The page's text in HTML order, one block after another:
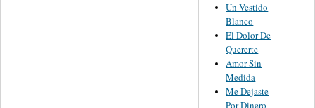
Un Vestido
Blanco
El Dolor De
Quererte
Amor Sin
Medida
Me Dejaste
Por Dinero